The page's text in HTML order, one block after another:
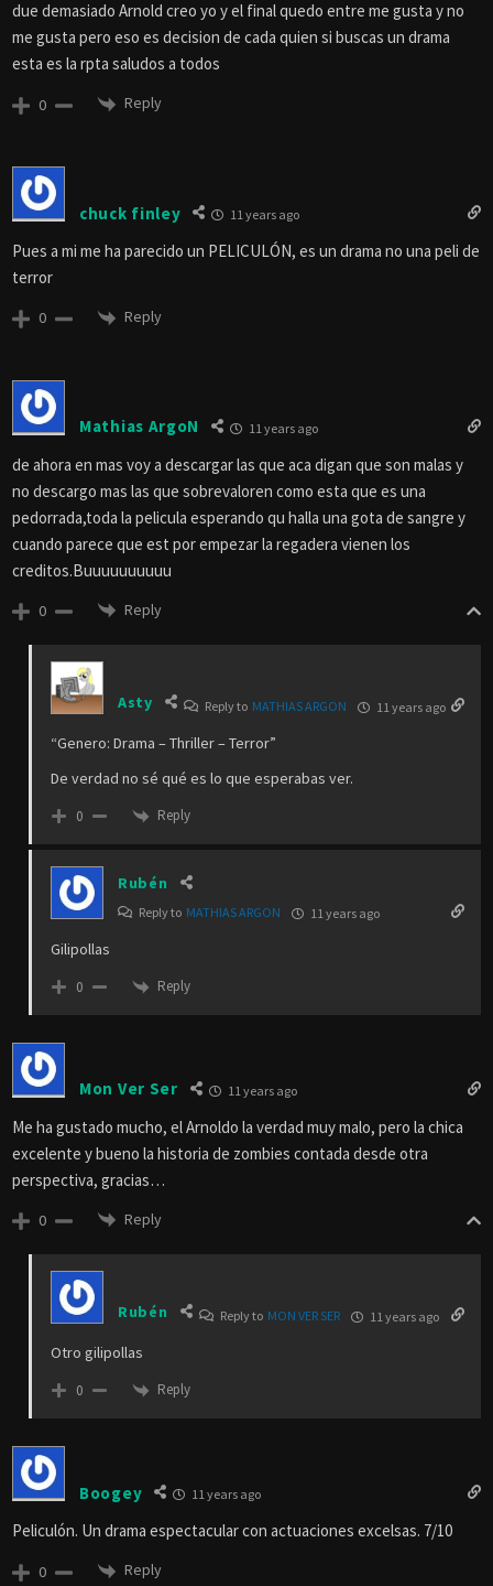
due demasiado Arnold creo yo y el final quedo entre me gusta y no
me gusta pero eso es decision de cada quien si buscas un drama
esta es la rpta saludos a todos
0 Reply
chuck finley 11 years ago
Pues a mi me ha parecido un PELICULÓN, es un drama no una peli de
terror
0 Reply
Mathias ArgoN 11 years ago
de ahora en mas voy a descargar las que aca digan que son malas y
no descargo mas las que sobrevaloren como esta que es una
pedorrada,toda la pelicula esperando qu halla una gota de sangre y
cuando parece que est por empezar la regadera vienen los
creditos.Buuuuuuuuuu
0 Reply
Asty Reply to MATHIAS ARGON 11 years ago
“Genero: Drama – Thriller – Terror”
De verdad no sé qué es lo que esperabas ver.
0 Reply
Rubén
Reply to MATHIAS ARGON 11 years ago
Gilipollas
0 Reply
Mon Ver Ser 11 years ago
Me ha gustado mucho, el Arnoldo la verdad muy malo, pero la chica
excelente y bueno la historia de zombies contada desde otra
perspectiva, gracias…
0 Reply
Rubén Reply to MON VER SER 11 years ago
Otro gilipollas
0 Reply
Boogey 11 years ago
Peliculón. Un drama espectacular con actuaciones excelsas. 7/10
0 Reply